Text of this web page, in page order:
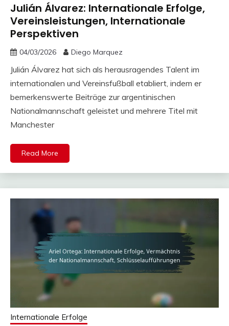
Julián Álvarez: Internationale Erfolge,
Vereinsleistungen, Internationale
Perspektiven
04/03/2026 Diego Marquez
Julián Álvarez hat sich als herausragendes Talent im
internationalen und Vereinsfußball etabliert, indem er
bemerkenswerte Beiträge zur argentinischen
Nationalmannschaft geleistet und mehrere Titel mit
Manchester
Read More
Internationale Erfolge